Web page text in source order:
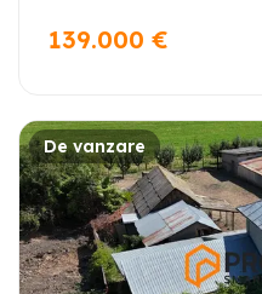
139.000 €
De vanzare